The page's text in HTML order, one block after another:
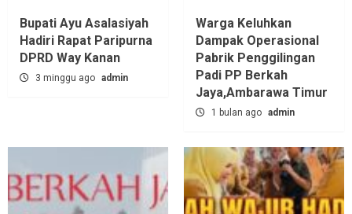
Bupati Ayu Asalasiyah
Hadiri Rapat Paripurna
DPRD Way Kanan
3 minggu ago admin
Warga Keluhkan
Dampak Operasional
Pabrik Penggilingan
Padi PP Berkah
Jaya,‎Ambarawa Timur
1 bulan ago admin